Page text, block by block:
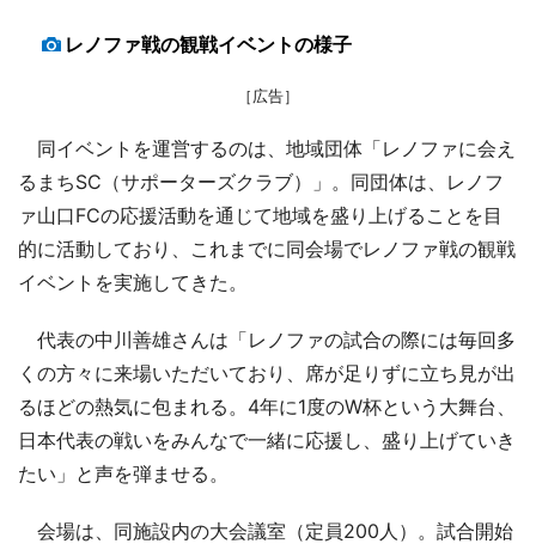
レノファ戦の観戦イベントの様子
［広告］
同イベントを運営するのは、地域団体「レノファに会え
るまちSC（サポーターズクラブ）」。同団体は、レノフ
ァ山口FCの応援活動を通じて地域を盛り上げることを目
的に活動しており、これまでに同会場でレノファ戦の観戦
イベントを実施してきた。
代表の中川善雄さんは「レノファの試合の際には毎回多
くの方々に来場いただいており、席が足りずに立ち見が出
るほどの熱気に包まれる。4年に1度のW杯という大舞台、
日本代表の戦いをみんなで一緒に応援し、盛り上げていき
たい」と声を弾ませる。
会場は、同施設内の大会議室（定員200人）。試合開始